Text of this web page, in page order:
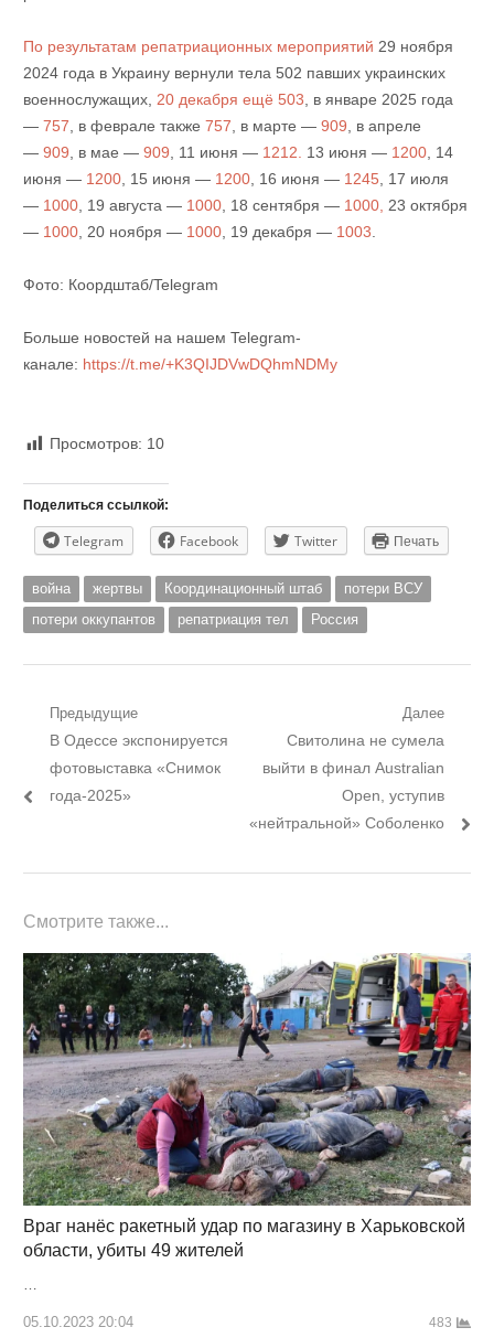
По результатам репатриационных мероприятий 29 ноября
2024 года в Украину вернули тела 502 павших украинских
военнослужащих, 20 декабря ещё 503, в январе 2025 года
— 757, в феврале также 757, в марте — 909, в апреле
— 909, в мае — 909, 11 июня — 1212. 13 июня — 1200, 14
июня — 1200, 15 июня — 1200, 16 июня — 1245, 17 июля
— 1000, 19 августа — 1000, 18 сентября — 1000, 23 октября
— 1000, 20 ноября — 1000, 19 декабря — 1003.
Фото: Коордштаб/Telegram
Больше новостей на нашем Telegram-
канале: https://t.me/+K3QIJDVwDQhmNDMy
Просмотров: 10
Поделиться ссылкой:
Telegram Facebook Twitter Печать
война жертвы Координационный штаб
потери ВСУ
потери оккупантов
репатриация тел Россия
Навигация
записям
Предыдущие
Предыдущий
пост:
В Одессе экспонируется
фотовыставка «Снимок
года-2025»
Далее
Следующий
пост:
Свитолина не сумела
выйти в финал Australian
Open, уступив
«нейтральной» Соболенко
Смотрите также...
Враг нанёс ракетный удар по магазину в Харьковской
области, убиты 49 жителей
05.10.2023 20:04 483